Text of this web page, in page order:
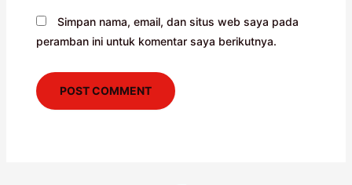
Simpan nama, email, dan situs web saya pada
peramban ini untuk komentar saya berikutnya.